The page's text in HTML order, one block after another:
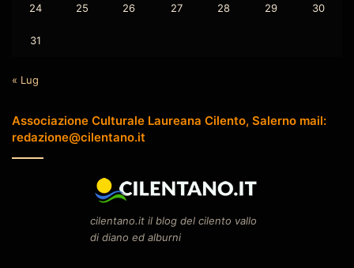
24 25 26 27 28 29 30
31
« Lug
Associazione Culturale Laureana Cilento, Salerno mail:
redazione@cilentano.it
cilentano.it il blog del cilento vallo
di diano ed alburni